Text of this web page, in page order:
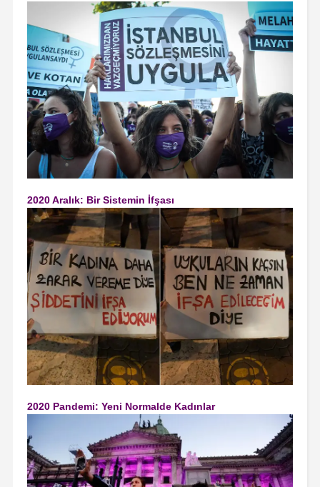
2020 Aralık: Bir Sistemin İfşası
2020 Pandemi: Yeni Normalde Kadınlar